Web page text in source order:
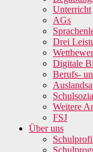
Unterricht
AGs
Drei
Digitale
Berufs-
Weitere
FSJ
Über uns